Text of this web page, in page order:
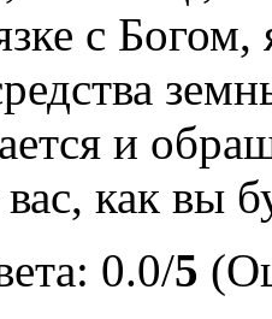
с
и
вас, как вы
0.0/5